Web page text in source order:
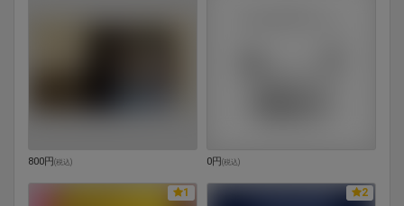
800円(税込) 0円(税込)
1 2